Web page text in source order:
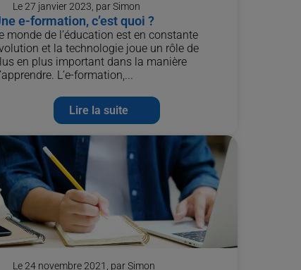
Le 27 janvier 2023, par Simon
e-formation, c’est quoi ?
monde de l’éducation est en constante
et la technologie joue un rôle de
en plus important dans la manière
L’e-formation,...
Lire la suite
Le 24 novembre 2021, par Simon